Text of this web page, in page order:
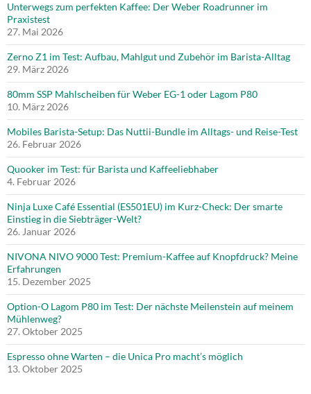
Unterwegs zum perfekten Kaffee: Der Weber Roadrunner im
Praxistest
27. Mai 2026
Zerno Z1 im Test: Aufbau, Mahlgut und Zubehör im Barista-Alltag
29. März 2026
80mm SSP Mahlscheiben für Weber EG-1 oder Lagom P80
10. März 2026
Mobiles Barista-Setup: Das Nuttii-Bundle im Alltags- und Reise-Test
26. Februar 2026
Quooker im Test: für Barista und Kaffeeliebhaber
4. Februar 2026
Ninja Luxe Café Essential (ES501EU) im Kurz-Check: Der smarte
Einstieg in die Siebträger-Welt?
26. Januar 2026
NIVONA NIVO 9000 Test: Premium-Kaffee auf Knopfdruck? Meine
Erfahrungen
15. Dezember 2025
Option-O Lagom P80 im Test: Der nächste Meilenstein auf meinem
Mühlenweg?
27. Oktober 2025
Espresso ohne Warten – die Unica Pro macht’s möglich
13. Oktober 2025